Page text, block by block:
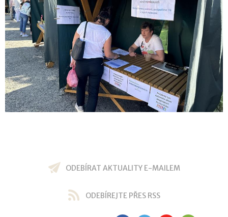
ODEBÍRAT AKTUALITY E-MAILEM
ODEBÍREJTE PŘES RSS